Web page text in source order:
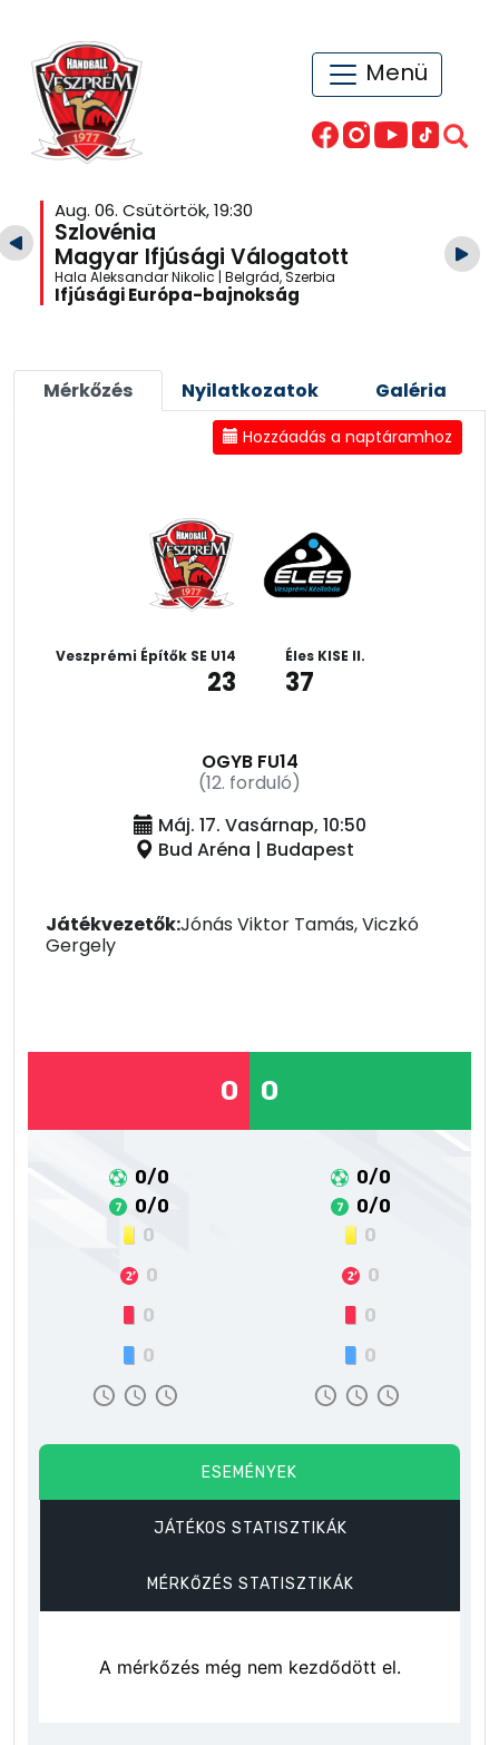
Menü
Aug. 06. Csütörtök, 19:30
Szlovénia
Magyar Ifjúsági Válogatott
Hala Aleksandar Nikolic | Belgrád, Szerbia
Ifjúsági Európa-bajnokság
Mérkőzés Nyilatkozatok Galéria
Hozzáadás a naptáramhoz
Veszprémi Építők SE U14
23
Éles KISE II.
37
OGYB FU14
(12. forduló)
Máj. 17. Vasárnap, 10:50
Bud Aréna | Budapest
Játékvezetők:Jónás Viktor Tamás, Viczkó
Gergely